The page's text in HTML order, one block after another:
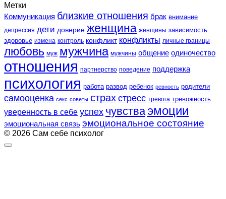
Метки
Коммуникация близкие отношения брак внимание
депрессия дети доверие женщина женщины зависимость
здоровье измена контроль конфликт конфликты личные границы
любовь муж мужчина мужчины общение одиночество
отношения партнерство поведение поддержка
психология работа развод ребенок ревность родители
самооценка секс советы страхстресс тревога тревожность
уверенность в себе успех чувстваэмоции
эмоциональная связь эмоциональное состояние
© 2026 Сам себе психолог